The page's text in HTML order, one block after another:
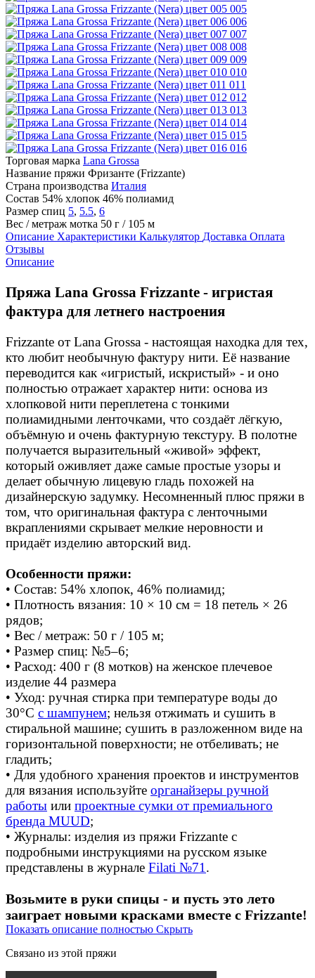
005
006
007
008
009
010
011
012
013
014
015
016
Торговая марка Lana Grossa
Название пряжи Фризанте (Frizzante)
Страна производства Италия
Состав 54% хлопок 46% полиамид
Размер спиц 5, 5.5, 6
Вес / метраж мотка 50 г / 105 м
Описание Характеристики Калькулятор Доставка Оплата
Отзывы
Описание
Пряжа Lana Grossa Frizzante - игристая
фактура для летнего настроения
Frizzante от Lana Grossa - настоящая находка для тех,
кто любит необычную фактуру нити. Её название
переводится как «игристый, искристый» - и оно
полностью отражает характер нити: основа из
хлопковой нити переплетена с тонкими
полиамидными ленточками, что создаёт лёгкую,
объёмную и очень фактурную текстуру. В полотне
получается выразительный «живой» эффект,
который оживляет даже самые простые узоры и
делает обычную лицевую гладь похожей на
дизайнерскую задумку. Несомненный плюс пряжи в
том, что оригинальная фактура с ленточными
вкраплениями скрывает мелкие неровности и
придаёт изделию авторский вид.
Особенности пряжи:
• Состав: 54% хлопок, 46% полиамид;
• Плотность вязания: 10 × 10 см = 18 петель × 26
рядов;
• Вес / метраж: 50 г / 105 м;
• Размер спиц: №5–6;
• Расход: 400 г (8 мотков) на женское плечевое
изделие 44 размера
• Уход: ручная стирка при температуре воды до
30°C с шампунем; нельзя отжимать и сушить в
стиральной машине; сушить в разложенном виде на
горизонтальной поверхности; не отбеливать; не
гладить;
• Для удобного хранения проектов и инструментов
для вязания используйте органайзеры ручной
работы или проектные сумки от премиального
бренда MUUD;
• Журналы: изделия из пряжи Frizzante с
подробными инструкциями на русском языке
представлены в журнале Filati №71 .
Возьмите в руки спицы - и пусть это лето
заиграет новыми красками вместе с Frizzante!
Показать описание полностью Скрыть
Связано из этой пряжи